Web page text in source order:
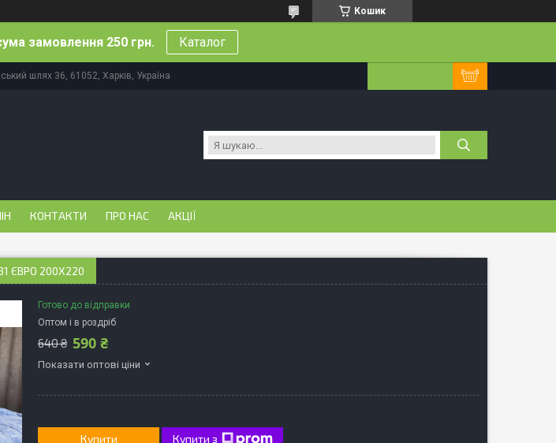
Кошик
замовлення 250 грн. Каталог
шлях 36, 61052, Харків, Україна
КОНТАКТИ ПРО НАС АКЦІЇ
ЄВРО 200Х220
Готово до відправки
Оптом і в роздріб
640 ₴ 590 ₴
Показати оптові ціни
Купити Купити з